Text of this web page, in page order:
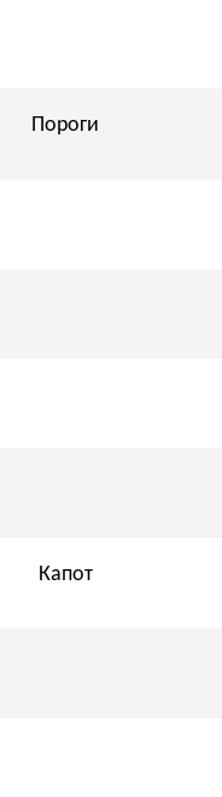
Пороги
Капот